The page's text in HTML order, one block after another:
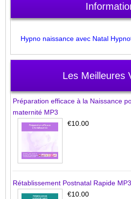
Hypno naissance avec Natal
Les Meilleures
Préparation efficace à la Naissance
maternité MP3
€10.00
Rétablissement Postnatal Rapide MP3
€10.00